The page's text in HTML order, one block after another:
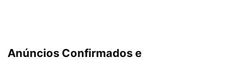
Anúncios Confirmados e